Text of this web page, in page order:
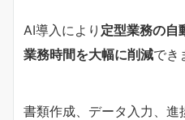
AI導入により 定型業務の自
業務時間を大幅に削減でき
書類作成、データ入力、